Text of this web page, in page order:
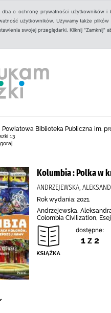
dba o ochronę prywatności użytkowników i
użytkowników. Używamy także
swojej przeglądarki. Kliknij "Zamknij"
Powiatowa Biblioteka Publiczna im.
13
Kolumbia : Polka w
ANDRZEJEWSKA,
Rok wydania: 2021.
Andrzejewska,
Colombia Civilization,
dostępne:
1 z 2